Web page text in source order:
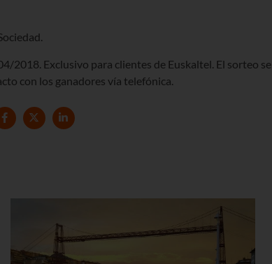
2018. Exclusivo para clientes de Euskaltel. El sorteo se
con los ganadores vía telefónica.